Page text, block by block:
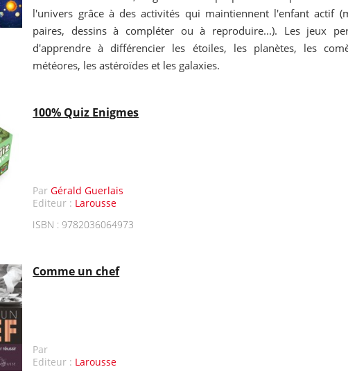
l'univers grâce à des activités qui maintiennent l'enfant actif
paires, dessins à compléter ou à reproduire...). Les jeux
d'apprendre à différencier les étoiles, les planètes, les
météores, les astéroïdes et les galaxies.
100% Quiz Enigmes
ParGérald Guerlais
Editeur : Larousse
ISBN : 9782036064973
Comme un chef
Par
Editeur : Larousse